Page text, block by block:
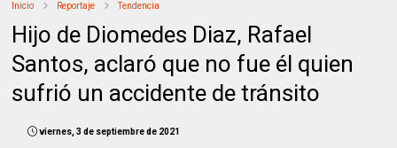
Inicio Reportaje Tendencia
Hijo de Diomedes Diaz, Rafael
Santos, aclaró que no fue él quien
sufrió un accidente de tránsito
viernes, 3 de septiembre de 2021